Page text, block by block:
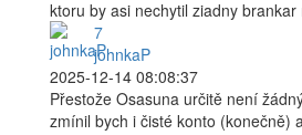
ktoru by asi nechytil ziadny brankar
7
johnkaP
2025-12-14 08:08:37
Přestože Osasuna určitě není
zmínil bych i čisté konto (konečně)